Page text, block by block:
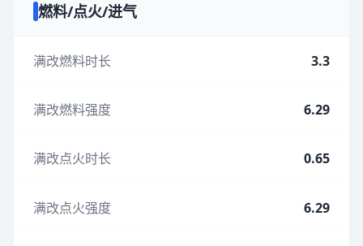
燃料/点火/进气
满改燃料时长 3.3
满改燃料强度 6.29
满改点火时长 0.65
满改点火强度 6.29